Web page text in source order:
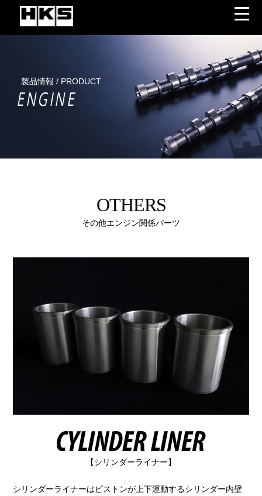
製品情報 / PRODUCT
ENGINE
OTHERS
その他エンジン関係パーツ
【シリンダーライナー】
シリンダーライナーはピストンが上下運動するシリンダー内壁